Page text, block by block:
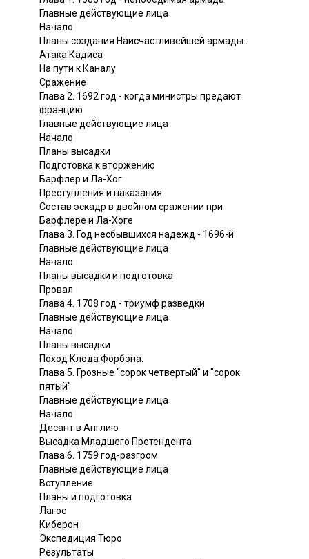
Главные действующие лица
Начало
Планы создания Наисчастливейшей армады .
Атака Кадиса
На пути к Каналу
Сражение
Глава 2. 1692 год - когда министры предают
францию
Главные действующие лица
Начало
Планы высадки
Подготовка к вторжению
Барфлер и Ла-Хог
Преступления и наказания
Состав эскадр в двойном сражении при
Барфлере и Ла-Хоге
Глава 3. Год несбывшихся надежд - 1696-й
Главные действующие лица
Начало
Планы высадки и подготовка
Провал
Глава 4. 1708 год - триумф разведки
Главные действующие лица
Начало
Планы высадки
Поход Клода Форбэна.
Глава 5. Грозные "сорок четвертый" и "сорок
пятый"
Главные действующие лица
Начало
Десант в Англию
Высадка Младшего Претендента
Глава 6. 1759 год-разгром
Главные действующие лица
Вступление
Планы и подготовка
Лагос
Киберон
Экспедиция Тюро
Результаты